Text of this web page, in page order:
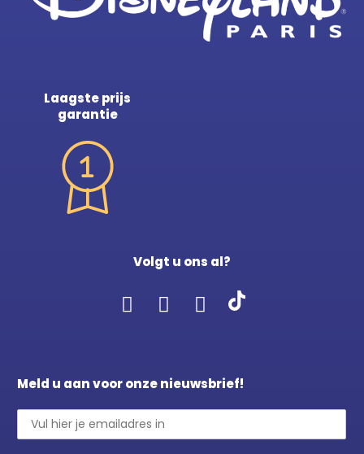
Laagste prijs
garantie
Volgt u ons al?
Meld u aan voor onze nieuwsbrief!